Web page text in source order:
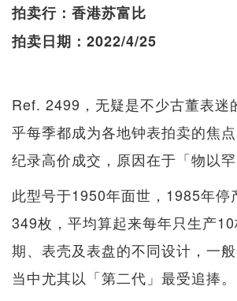
拍卖行：香港苏富比
拍卖日期：2022/4/25
Ref. 2499，无疑是不少古董表迷
乎每季都成为各地钟表拍卖的焦
纪录高价成交，原因在于「物以罕
此型号于1950年面世，1985年停
349枚，平均算起来每年只生产
期、表壳及表盘的不同设计，一
当中尤其以「第二代」最受追捧。